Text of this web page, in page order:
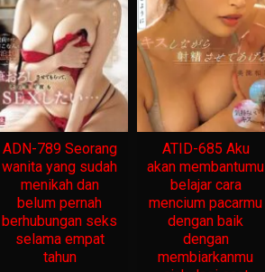
ADN-789 Seorang
wanita yang sudah
menikah dan
belum pernah
berhubungan seks
selama empat
tahun
ATID-685 Aku
akan membantumu
belajar cara
mencium pacarmu
dengan baik
dengan
membiarkanmu